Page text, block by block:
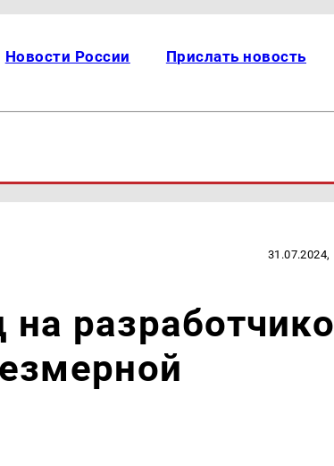
Новости России Прислать новость
31.07.2024,